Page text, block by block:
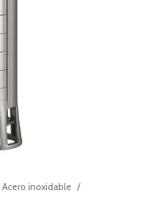
inoxidable